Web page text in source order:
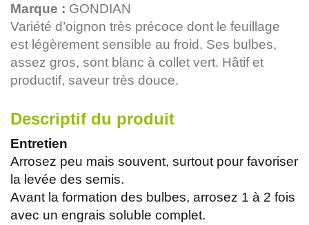
Marque : GONDIAN
Variété d’oignon très précoce dont le feuillage
est légèrement sensible au froid. Ses bulbes,
assez gros, sont blanc à collet vert. Hâtif et
productif, saveur très douce.
Descriptif du produit
Entretien
Arrosez peu mais souvent, surtout pour favoriser
la levée des semis.
Avant la formation des bulbes, arrosez 1 à 2 fois
avec un engrais soluble complet.